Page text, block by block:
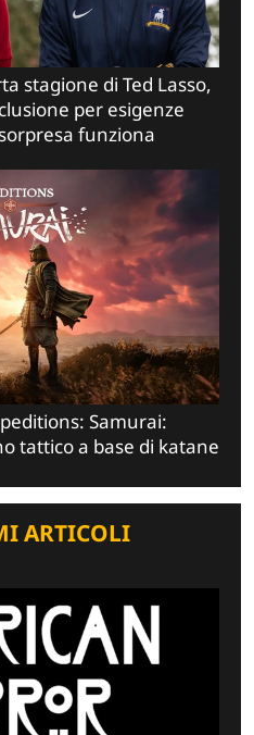
stagione di Ted Lasso,
per esigenze
funziona
Samurai:
tattico a base di katane
ARTICOLI